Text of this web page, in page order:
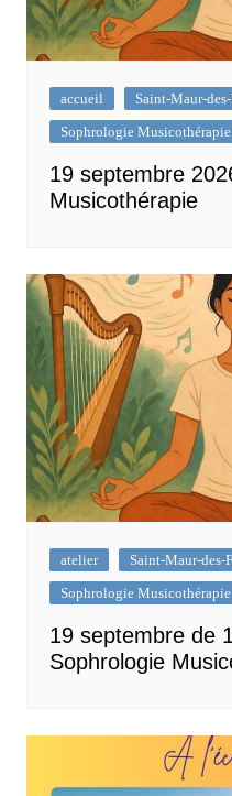
accueil
Saint-Maur-des-
Sophrologie Musicothérapie
19 septembre
Musicothérapie
atelier
Saint-Maur-des-
Sophrologie Musicothérapie
19 septembre de
Sophrologie